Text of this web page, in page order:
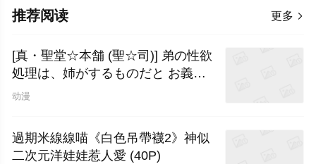
更多 
推荐阅读
[真・聖堂☆本舗 (聖☆司)] 弟の性欲
処理は、姉がするものだと お義姉
ちゃんは思って
动漫
過期米線線喵《白色吊帶襪2》神似
二次元洋娃娃惹人愛 (40P)